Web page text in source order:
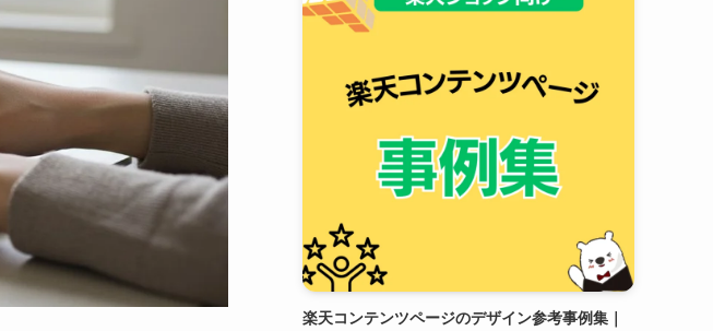
楽天コンテンツページのデザイン参考事例集｜